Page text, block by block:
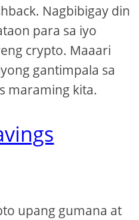
Nagbibigay din
para sa iyo
crypto. Maaari
gantimpala sa
maraming kita.
upang gumana at